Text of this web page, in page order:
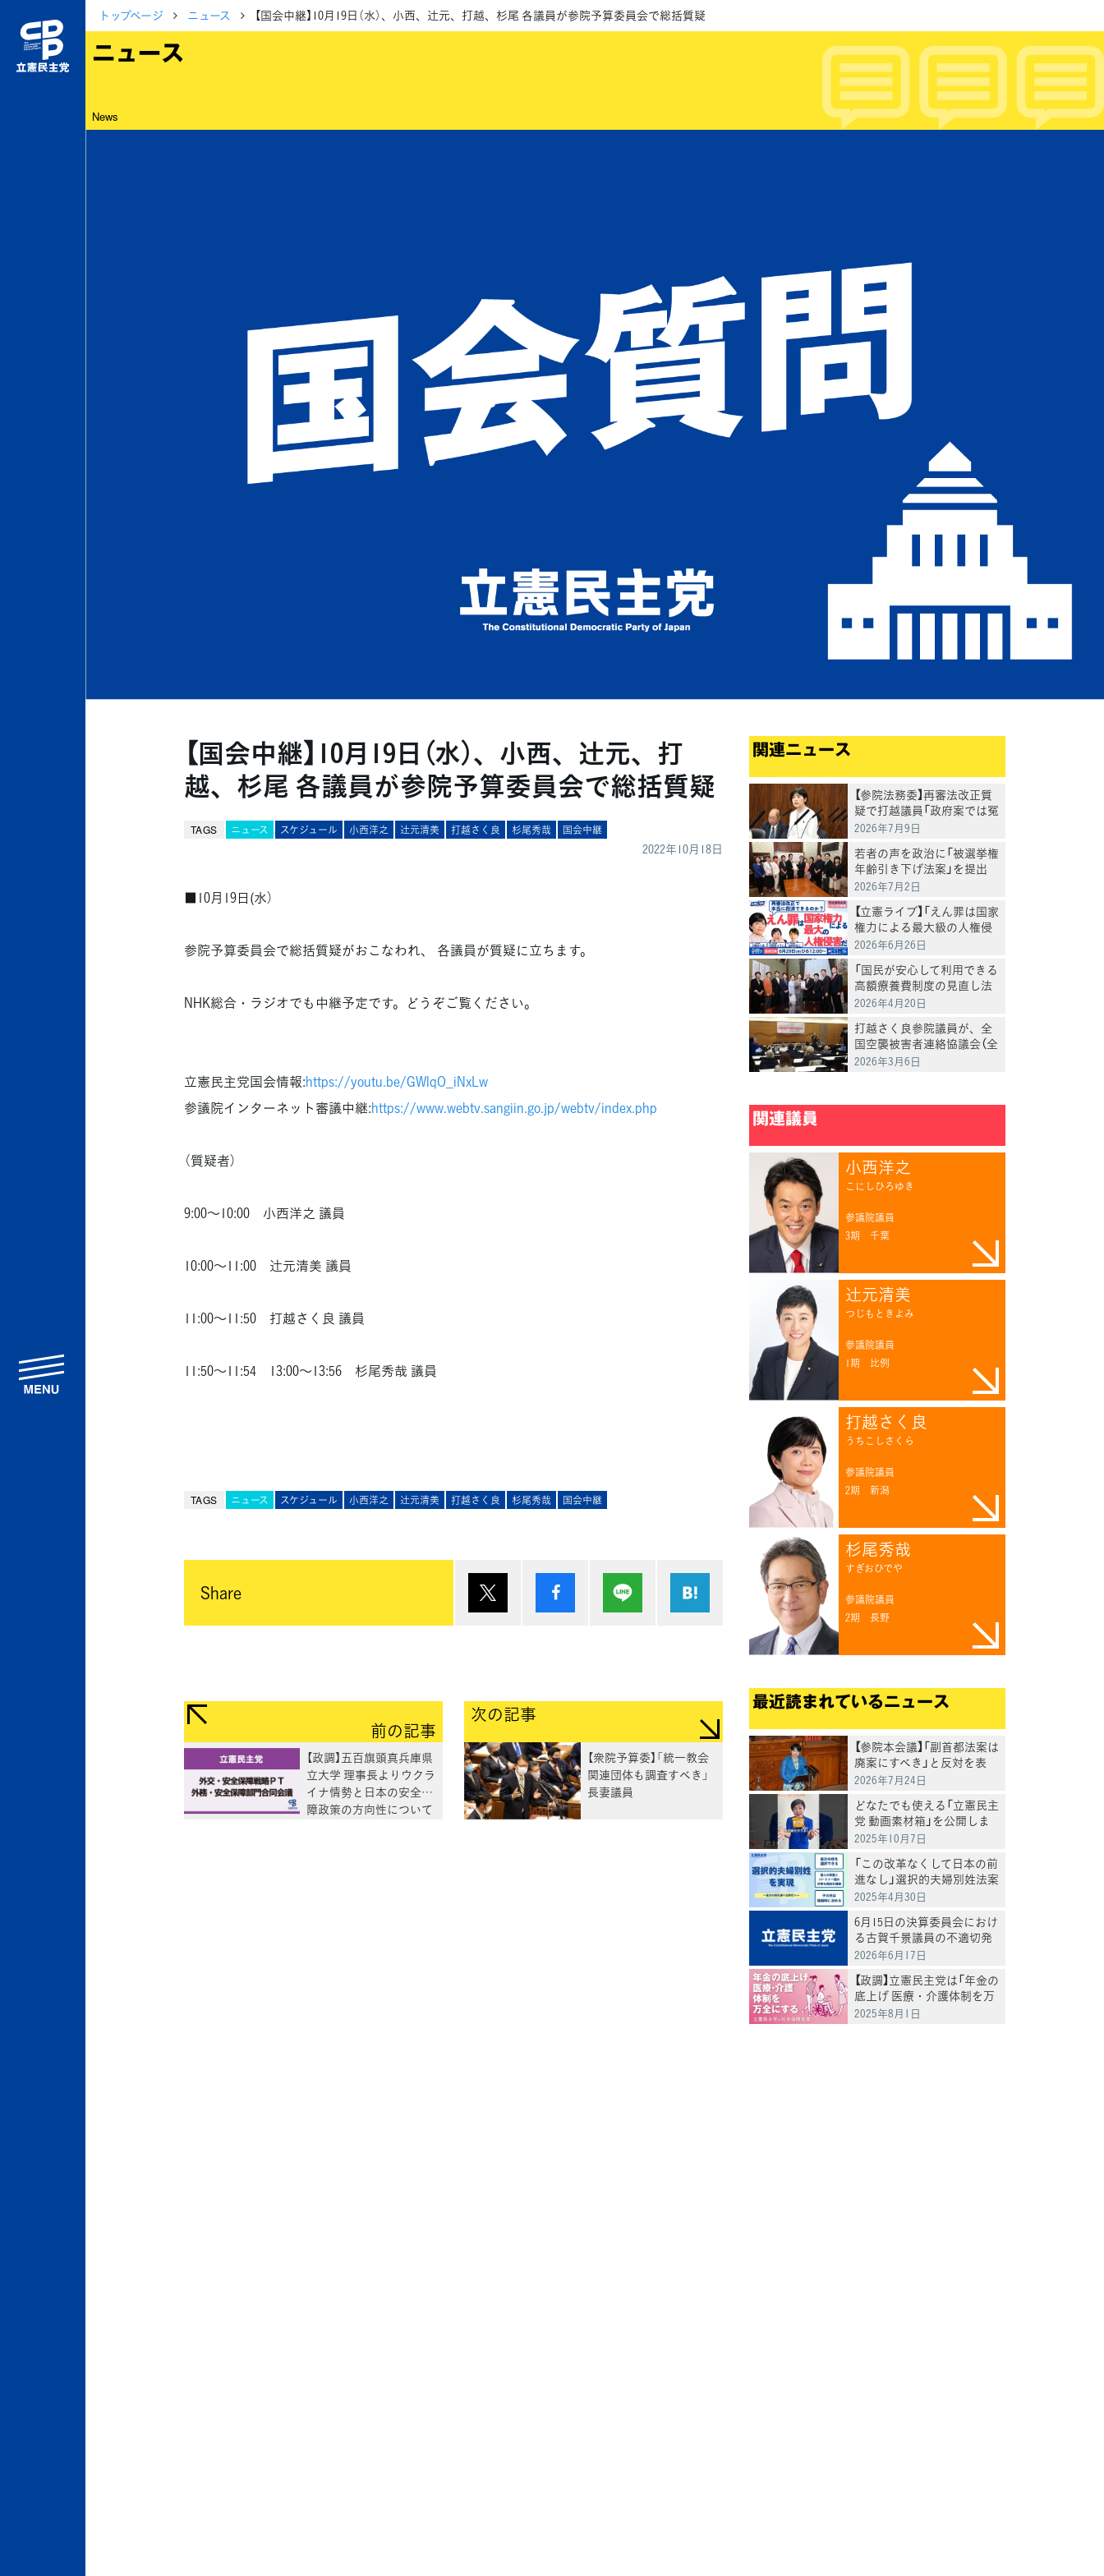
トップページ ニュース 【国会中継】10月19日（水）、小西、辻󠄀元、打越、杉尾 各議員が参院予算委員会で総括質疑
ニュース
News
【国会中継】10月19日（水）、小西、辻󠄀元、打
越、杉尾 各議員が参院予算委員会で総括質疑
TAGS ニュース スケジュール 小西洋之 辻󠄀元清美 打越さく良 杉尾秀哉 国会中継
2022年10月18日
■10月19日(水）
参院予算委員会で総括質疑がおこなわれ、 各議員が質疑に立ちます。
NHK総合・ラジオでも中継予定です。どうぞご覧ください。
立憲民主党国会情報:https://youtu.be/GWlqO_iNxLw
参議院インターネット審議中継:https://www.webtv.sangiin.go.jp/webtv/index.php
（質疑者）
9:00～10:00 小西洋之 議員
10:00～11:00 辻󠄀元清美 議員
11:00～11:50 打越さく良 議員
11:50～11:54 13:00～13:56 杉尾秀哉 議員
TAGS ニュース スケジュール 小西洋之 辻󠄀元清美 打越さく良 杉尾秀哉 国会中継
Share シェア Lineで送る
前の記事
【政調】五百旗頭真兵庫県
立大学 理事長よりウクラ
イナ情勢と日本の安全保
障政策の方向性について
次の記事
【衆院予算委】「統一教会
関連団体も調査すべき」
長妻議員
関連ニュース
【参院法務委】再審法改正質
疑で打越議員「政府案では冤
罪被害者は救われない」
2026年7月9日
若者の声を政治に「被選挙権
年齢引き下げ法案」を提出
2026年7月2日
【立憲ライブ】「えん罪は国家
権力による最大級の人権侵
害だ 再審法改正で本当に
×村田きょうこ×山内かな
こ
2026年6月26日
「国民が安心して利用できる
高額療養費制度の見直し法
案」を衆院に提出
2026年4月20日
打越さく良参院議員が、全
国空襲被害者連絡協議会（全
国空襲連）「3・6院内集会」
2026年3月6日
関連議員
小西洋之
こにしひろゆき
参議院議員
3期 千葉
辻󠄀元清美
つじもときよみ
参議院議員
1期 比例
打越さく良
うちこしさくら
参議院議員
2期新潟
杉尾秀哉
すぎおひでや
参議院議員
2期長野
最近読まれているニュース
【参院本会議】「副首都法案は
廃案にすべき」と反対を表
明 岸真紀子議員
2026年7月24日
どなたでも使える「立憲民主
党 動画素材箱」を公開しま
した
2025年10月7日
「この改革なくして日本の前
進なし」選択的夫婦別姓法案
を提出
2025年4月30日
6月15日の決算委員会におけ
る古賀千景議員の不適切発
言と処分について
2026年6月17日
【政調】立憲民主党は「年金の
底上げ 医療・介護体制を万
全にする」
2025年8月1日